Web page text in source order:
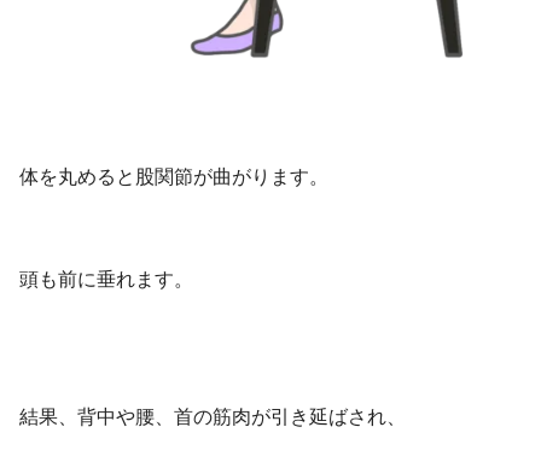
体を丸めると股関節が曲がります。
頭も前に垂れます。
結果、背中や腰、首の筋肉が引き延ばされ、